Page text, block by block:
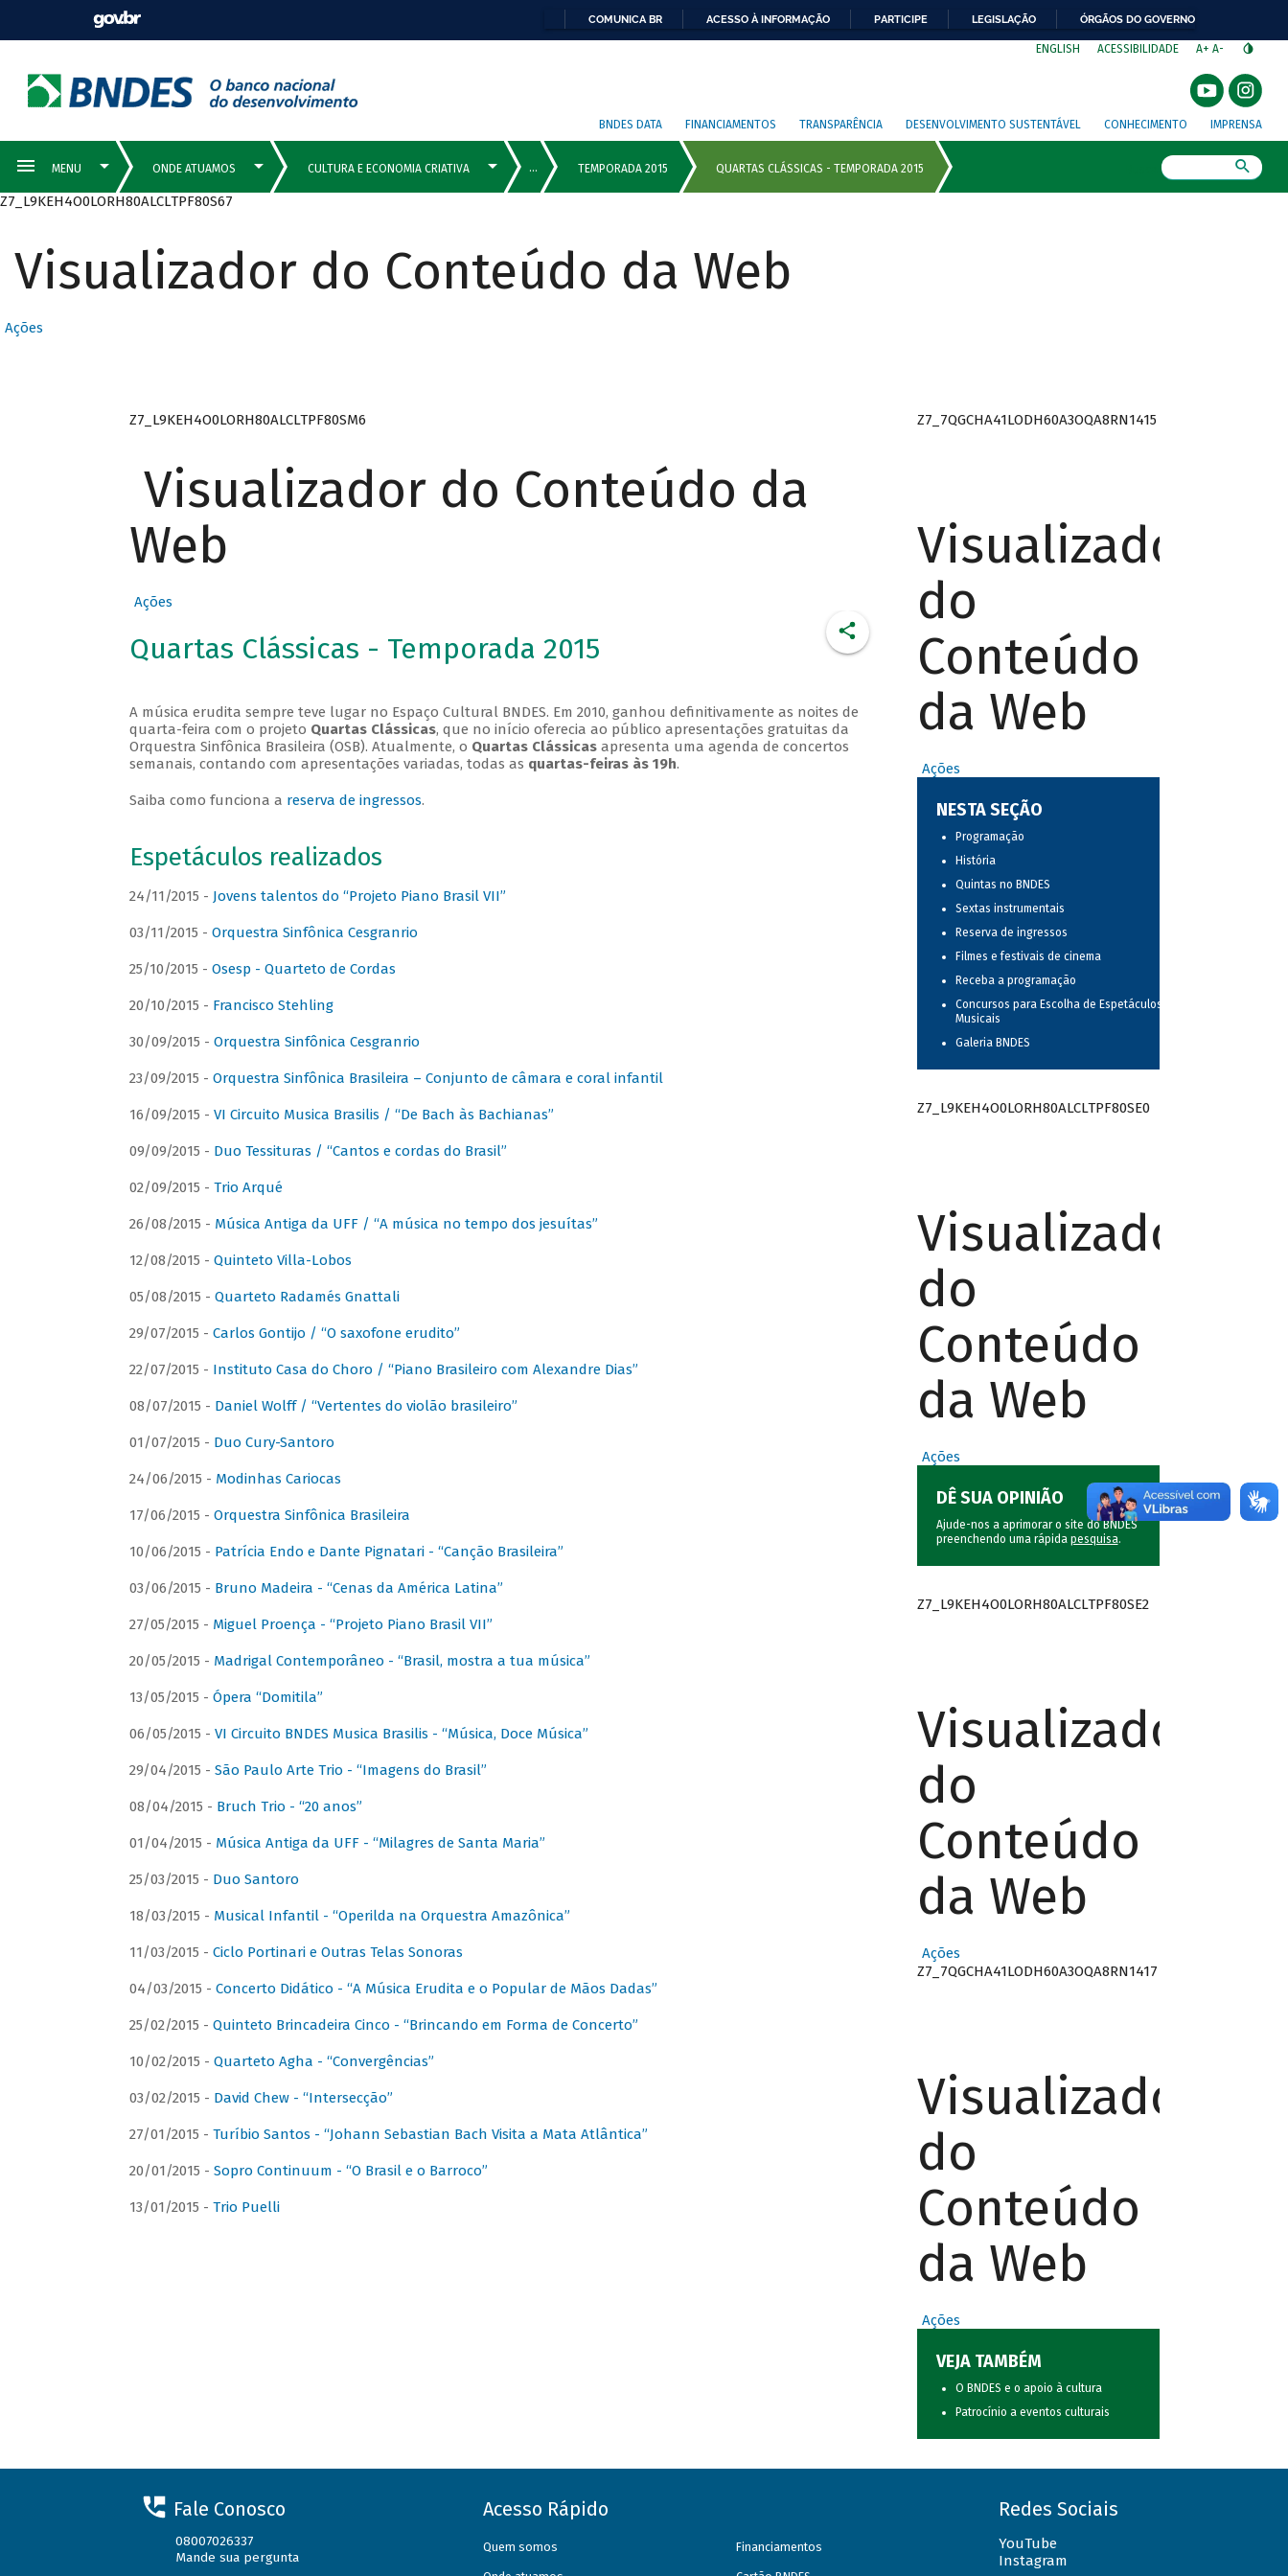
COMUNICA BR ACESSO À INFORMAÇÃO PARTICIPE LEGISLAÇÃO ÓRGÃOS DO GOVERNO
ENGLISH ACESSIBILIDADE A+ A-
BNDES DATA FINANCIAMENTOS TRANSPARÊNCIA DESENVOLVIMENTO SUSTENTÁVEL CONHECIMENTO IMPRENSA
Z7_L9KEH4O0LORH80ALCLTPF80S67
Visualizador do Conteúdo da Web
Ações
Z7_L9KEH4O0LORH80ALCLTPF80SM6
Visualizador do Conteúdo da
Web
Ações
Quartas Clássicas - Temporada 2015
A música erudita sempre teve lugar no Espaço Cultural BNDES. Em 2010, ganhou definitivamente as noites de
quarta-feira com o projeto Quartas Clássicas, que no início oferecia ao público apresentações gratuitas da
Orquestra Sinfônica Brasileira (OSB). Atualmente, o Quartas Clássicasapresenta uma agenda de concertos
semanais, contando com apresentações variadas, todas as quartas-feiras às 19h.
Saiba como funciona a reserva de ingressos.
Espetáculos realizados
24/11/2015 - Jovens talentos do “Projeto Piano Brasil VII”
03/11/2015 - Orquestra Sinfônica Cesgranrio
25/10/2015 - Osesp - Quarteto de Cordas
20/10/2015 - Francisco Stehling
30/09/2015 - Orquestra Sinfônica Cesgranrio
23/09/2015 - Orquestra Sinfônica Brasileira – Conjunto de câmara e coral infantil
16/09/2015 - VI Circuito Musica Brasilis / “De Bach às Bachianas”
09/09/2015 - Duo Tessituras / “Cantos e cordas do Brasil”
02/09/2015 - Trio Arqué
26/08/2015 - Música Antiga da UFF / “A música no tempo dos jesuítas”
12/08/2015 - Quinteto Villa-Lobos
05/08/2015 - Quarteto Radamés Gnattali
29/07/2015 - Carlos Gontijo / “O saxofone erudito”
22/07/2015 - Instituto Casa do Choro / “Piano Brasileiro com Alexandre Dias”
08/07/2015 - Daniel Wolff / “Vertentes do violão brasileiro”
01/07/2015 - Duo Cury-Santoro
24/06/2015 - Modinhas Cariocas
17/06/2015 - Orquestra Sinfônica Brasileira
10/06/2015 - Patrícia Endo e Dante Pignatari - “Canção Brasileira”
03/06/2015 - Bruno Madeira - “Cenas da América Latina”
27/05/2015 - Miguel Proença - “Projeto Piano Brasil VII”
20/05/2015 - Madrigal Contemporâneo - “Brasil, mostra a tua música”
13/05/2015 - Ópera “Domitila”
06/05/2015 - VI Circuito BNDES Musica Brasilis - “Música, Doce Música”
29/04/2015 - São Paulo Arte Trio - “Imagens do Brasil”
08/04/2015 - Bruch Trio - “20 anos”
01/04/2015 - Música Antiga da UFF - “Milagres de Santa Maria”
25/03/2015 - Duo Santoro
18/03/2015 - Musical Infantil - “Operilda na Orquestra Amazônica”
11/03/2015 - Ciclo Portinari e Outras Telas Sonoras
04/03/2015 - Concerto Didático - “A Música Erudita e o Popular de Mãos Dadas”
25/02/2015 - Quinteto Brincadeira Cinco - “Brincando em Forma de Concerto”
10/02/2015 - Quarteto Agha - “Convergências”
03/02/2015 - David Chew - “Intersecção”
27/01/2015 - Turíbio Santos - “Johann Sebastian Bach Visita a Mata Atlântica”
20/01/2015 - Sopro Continuum - “O Brasil e o Barroco”
13/01/2015 - Trio Puelli
Z7_7QGCHA41LODH60A3OQA8RN1415
Visualizador
do
Conteúdo
da Web
Ações
NESTA SEÇÃO
Programação
História
Quintas no BNDES
Sextas instrumentais
Reserva de ingressos
Filmes e festivais de cinema
Receba a programação
Concursos para Escolha de Espetáculos
Musicais
Galeria BNDES
Z7_L9KEH4O0LORH80ALCLTPF80SE0
Visualizador
do
Conteúdo
da Web
Ações
DÊ SUA OPINIÃO
Ajude-nos a aprimorar o site do BNDES
preenchendo uma rápida pesquisa.
Z7_L9KEH4O0LORH80ALCLTPF80SE2
Visualizador
do
Conteúdo
da Web
Ações
Z7_7QGCHA41LODH60A3OQA8RN1417
Visualizador
do
Conteúdo
da Web
Ações
VEJA TAMBÉM
O BNDES e o apoio à cultura
Patrocínio a eventos culturais
Fale Conosco
08007026337
Mande sua pergunta
Acesso Rápido
Quem somos Financiamentos
Redes Sociais
YouTube
Instagram